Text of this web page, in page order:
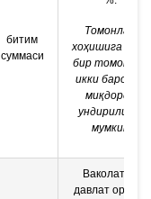
битим
суммаси
Томонлар
хоҳишига кўра
бир томондан
икки баробар
миқдорда
ундирилиши
мумкин
Ваколатли
давлат органи